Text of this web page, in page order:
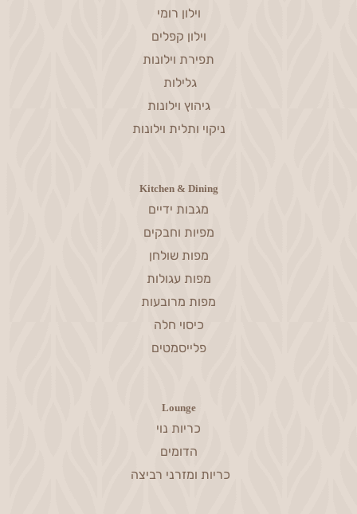
וילון רומי
וילון קפלים
תפירת וילונות
גלילות
גיהוץ וילונות
ניקוי ותלית וילונות
Kitchen & Dining
מגבות ידיים
מפיות וחבקים
מפות שולחן
מפות עגולות
מפות מרובעות
כיסוי חלה
פלייסמטים
Lounge
כריות נוי
הדומים
כריות ומזרני רביצה